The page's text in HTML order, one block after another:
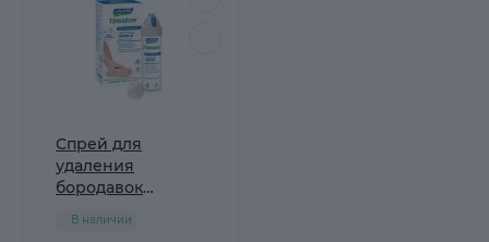
Спрей для
удаления
бородавок
В наличии